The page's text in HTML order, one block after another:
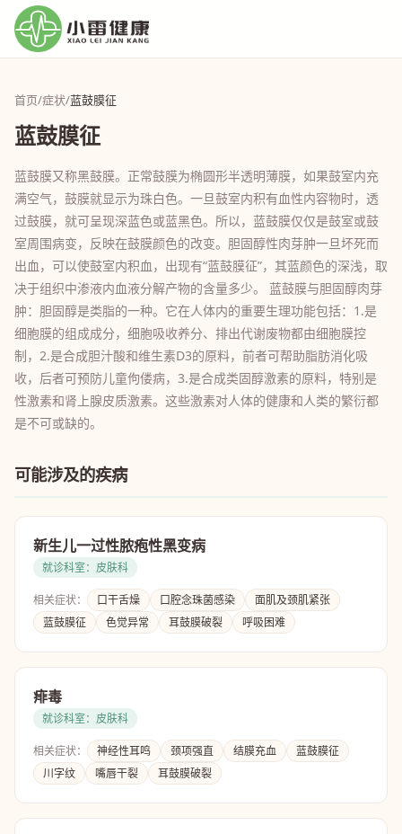
首页/症状/蓝鼓膜征
蓝鼓膜征
蓝鼓膜又称黑鼓膜。正常鼓膜为椭圆形半透明薄膜，如果鼓室内充
满空气，鼓膜就显示为珠白色。一旦鼓室内积有血性内容物时，透
过鼓膜，就可呈现深蓝色或蓝黑色。所以，蓝鼓膜仅仅是鼓室或鼓
室周围病变，反映在鼓膜颜色的改变。胆固醇性肉芽肿一旦坏死而
出血，可以使鼓室内积血，出现有“蓝鼓膜征”，其蓝颜色的深浅，取
决于组织中渗液内血液分解产物的含量多少。 蓝鼓膜与胆固醇肉芽
肿：胆固醇是类脂的一种。它在人体内的重要生理功能包括：1.是
细胞膜的组成成分，细胞吸收养分、排出代谢废物都由细胞膜控
制，2.是合成胆汁酸和维生素D3的原料，前者可帮助脂肪消化吸
收，后者可预防儿童佝偻病，3.是合成类固醇激素的原料，特别是
性激素和肾上腺皮质激素。这些激素对人体的健康和人类的繁衍都
是不可或缺的。
可能涉及的疾病
新生儿一过性脓疱性黑变病
就诊科室：皮肤科
相关症状： 口干舌燥 口腔念珠菌感染
面肌及颈肌紧张
蓝鼓膜征
色觉异常 耳鼓膜破裂 呼吸困难
痱毒
就诊科室：皮肤科
相关症状： 神经性耳鸣 颈项强直 结膜充血
蓝鼓膜征
川字纹
嘴唇干裂 耳鼓膜破裂